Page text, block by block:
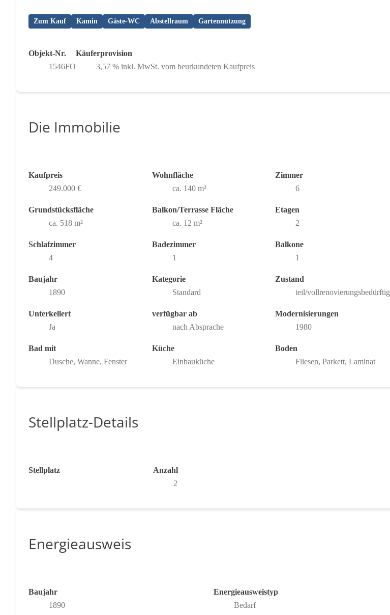
Zum Kauf Kamin Gäste-WC Abstellraum Gartennutzung
Objekt-Nr.
1546FO
Käuferprovision
3,57 % inkl. MwSt. vom beurkundeten Kaufpreis
Die Immobilie
Kaufpreis
249.000 €
Wohnfläche
ca. 140 m²
Zimmer
6
Grundstücksfläche
ca. 518 m²
Balkon/Terrasse Fläche
ca. 12 m²
Etagen
2
Schlafzimmer
4
Badezimmer
1
Balkone
1
Baujahr
1890
Kategorie
Standard
Zustand
teil/vollrenovierungsbedürftig
Unterkellert
Ja
verfügbar ab
nach Absprache
Modernisierungen
1980
Bad mit
Dusche, Wanne, Fenster
Küche
Einbauküche
Boden
Fliesen, Parkett, Laminat
Stellplatz-Details
Stellplatz
Anzahl
2
Energieausweis
Baujahr
1890
Energieausweistyp
Bedarf